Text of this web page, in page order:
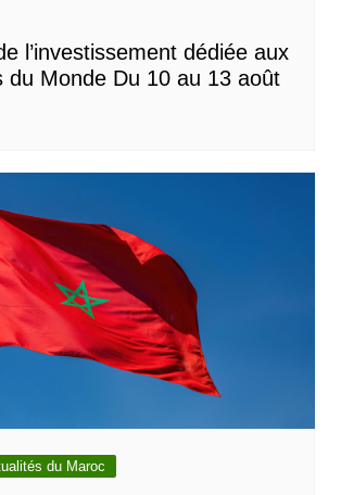
l’investissement dédiée aux
du Monde Du 10 au 13 août
du Maroc